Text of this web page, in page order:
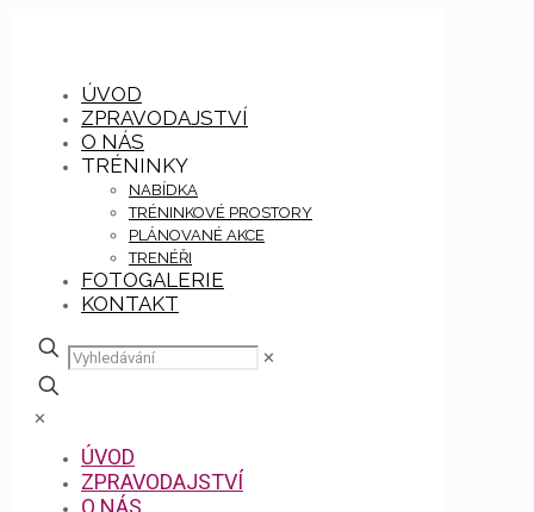
ÚVOD
ZPRAVODAJSTVÍ
O NÁS
TRÉNINKY
NABÍDKA
TRÉNINKOVÉ PROSTORY
PLÁNOVANÉ AKCE
TRENÉŘI
FOTOGALERIE
KONTAKT
✕
✕
ÚVOD
ZPRAVODAJSTVÍ
O NÁS